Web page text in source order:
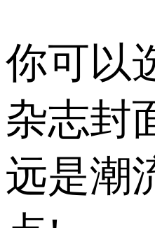
你可以
杂志封
远是潮